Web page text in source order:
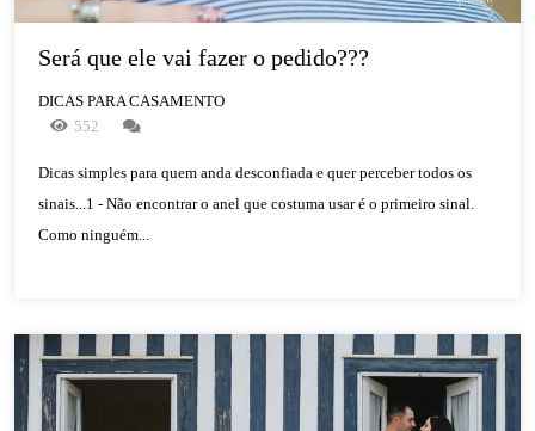
Será que ele vai fazer o pedido???
DICAS PARA CASAMENTO
552
Dicas simples para quem anda desconfiada e quer perceber todos os
sinais...1 - Não encontrar o anel que costuma usar é o primeiro sinal.
Como ninguém...